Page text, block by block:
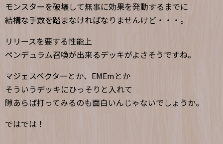
モンスターを破壊して無事に効果を発動するまでに
結構な手数を踏まなければなりませんけど・・・。
リリースを要する性能上
ペンデュラム召喚が出来るデッキがよさそうですね。
マジェスペクターとか、EMEmとか
そういうデッキにひっそりと入れて
隙あらば打ってみるのも面白いんじゃないでしょうか。
ではでは！